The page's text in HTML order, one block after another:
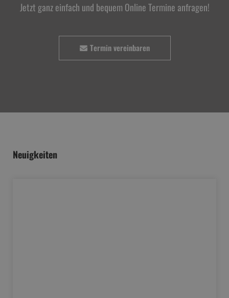
Jetzt ganz einfach und bequem Online Termine anfragen!
Termin vereinbaren
Neuigkeiten